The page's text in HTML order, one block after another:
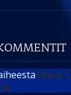
Mark